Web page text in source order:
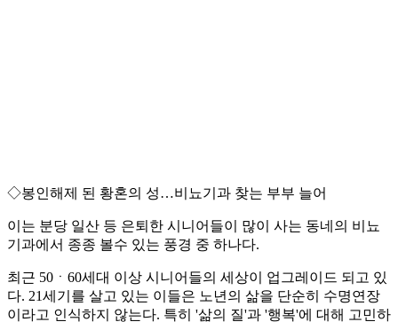
◇봉인해제 된 황혼의 성…비뇨기과 찾는 부부 늘어
이는 분당 일산 등 은퇴한 시니어들이 많이 사는 동네의 비뇨
기과에서 종종 볼수 있는 풍경 중 하나다.
최근 50ㆍ60세대 이상 시니어들의 세상이 업그레이드 되고 있
다. 21세기를 살고 있는 이들은 노년의 삶을 단순히 수명연장
이라고 인식하지 않는다. 특히 '삶의 질'과 '행복'에 대해 고민하